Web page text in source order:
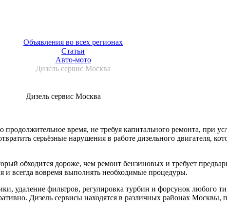
Объявления во всех регионах
Статьи
Авто-мото
Дизель сервис Москва
Дизель сервис Москва
время, не требуя капитального ремонта, при
серьёзные нарушения в работе дизельного двигателя,
обходится дороже, чем ремонт бензиновых и требует
и всегда вовремя выполнять необходимые процедуры.
удаление фильтров, регулировка турбин и форсунок любого
Дизель сервисы находятся в различных районах